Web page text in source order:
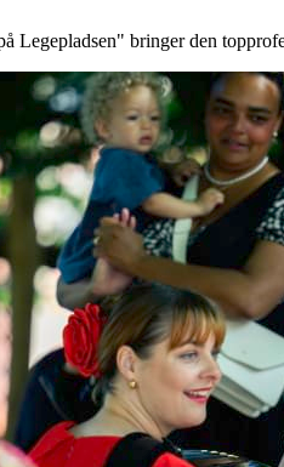
Legepladsen" bringer den